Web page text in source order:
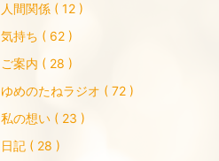
人間関係 ( 12 )
気持ち ( 62 )
ご案内 ( 28 )
ゆめのたねラジオ ( 72 )
私の想い ( 23 )
日記 ( 28 )